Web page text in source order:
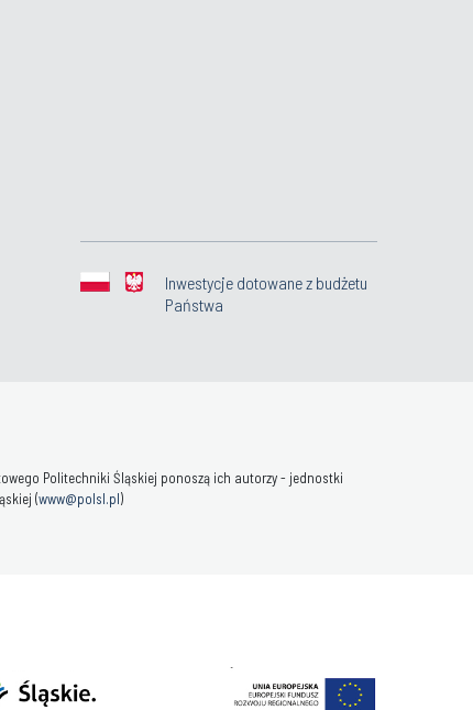
Inwestycje dotowane z budżetu
Państwa
Politechniki Śląskiej ponoszą ich autorzy - jednostki
(www@polsl.pl)